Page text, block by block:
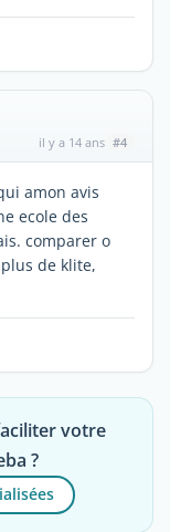
il y a 14 ans #4
amon avis
ecole des
comparer o
de klite,
votre
?